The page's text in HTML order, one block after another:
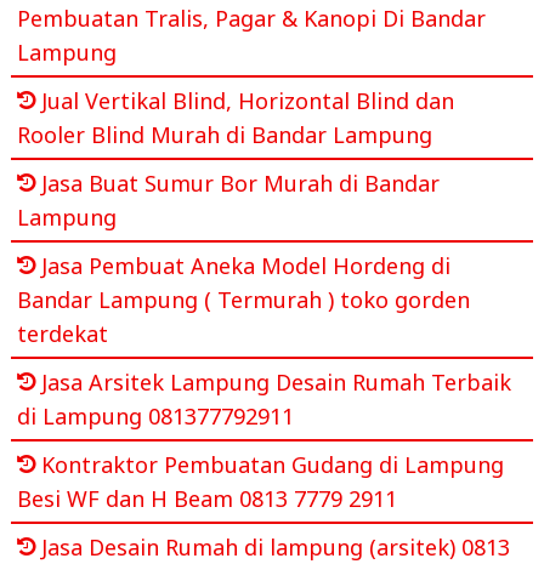
Pembuatan Tralis, Pagar & Kanopi Di Bandar
Lampung
Jual Vertikal Blind, Horizontal Blind dan
Rooler Blind Murah di Bandar Lampung
Jasa Buat Sumur Bor Murah di Bandar
Lampung
Jasa Pembuat Aneka Model Hordeng di
Bandar Lampung ( Termurah ) toko gorden
terdekat
Jasa Arsitek Lampung Desain Rumah Terbaik
di Lampung 081377792911
Kontraktor Pembuatan Gudang di Lampung
Besi WF dan H Beam 0813 7779 2911
Jasa Desain Rumah di lampung (arsitek) 0813